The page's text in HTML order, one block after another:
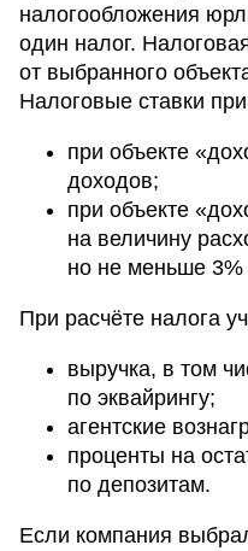
налогообложения
один налог.
от выбранного
Налоговые ставки
при объекте
доходов;
при объекте
на величину
но не меньше 3%
При расчёте налога
выручка, в том
по эквайрингу;
агентские
проценты на
по депозитам.
Если компания